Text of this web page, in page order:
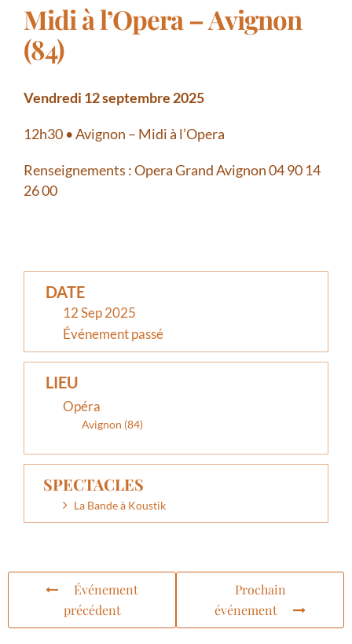
Midi à l’Opera – Avignon
(84)
Vendredi 12 septembre 2025
12h30 • Avignon – Midi à l’Opera
Renseignements : Opera Grand Avignon 04 90 14
26 00
DATE
12 Sep 2025
Événement passé
LIEU
Opéra
Avignon (84)
SPECTACLES
La Bande à Koustik
Événement
précédent
Prochain
événement